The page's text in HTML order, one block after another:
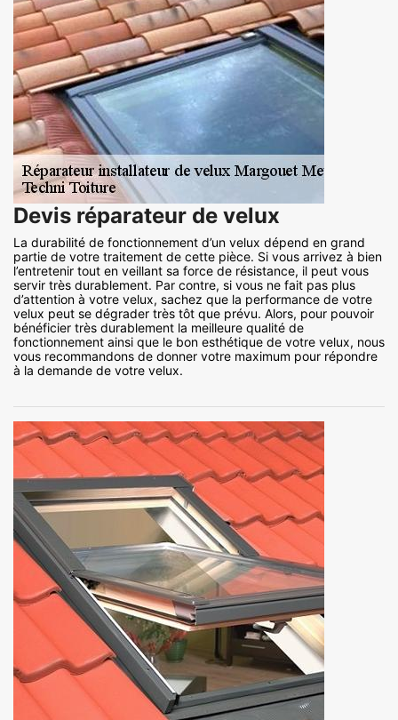
Devis réparateur de velux
La durabilité de fonctionnement d’un velux dépend en grand
partie de votre traitement de cette pièce. Si vous arrivez à bien
l’entretenir tout en veillant sa force de résistance, il peut vous
servir très durablement. Par contre, si vous ne fait pas plus
d’attention à votre velux, sachez que la performance de votre
velux peut se dégrader très tôt que prévu. Alors, pour pouvoir
bénéficier très durablement la meilleure qualité de
fonctionnement ainsi que le bon esthétique de votre velux, nous
vous recommandons de donner votre maximum pour répondre
à la demande de votre velux.